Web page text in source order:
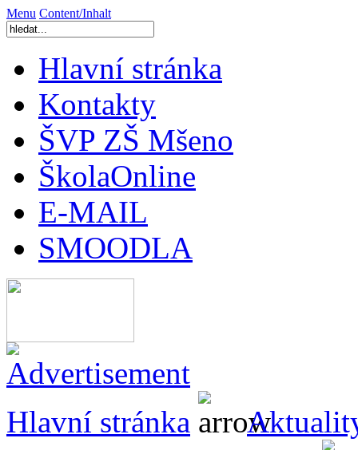
Menu Content/Inhalt
Hlavní stránka
Kontakty
ŠVP ZŠ Mšeno
ŠkolaOnline
E-MAIL
SMOODLA
Hlavní stránka